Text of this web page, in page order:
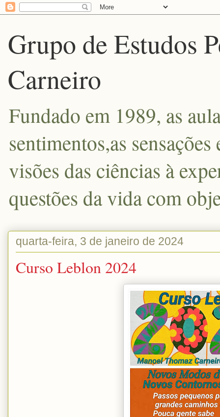
Grupo de Estudos
Carneiro
Fundado em 1989, as
sentimentos,as
visões das ciências à
questões da vida com
quarta-feira, 3 de janeiro de 2024
Curso Leblon 2024